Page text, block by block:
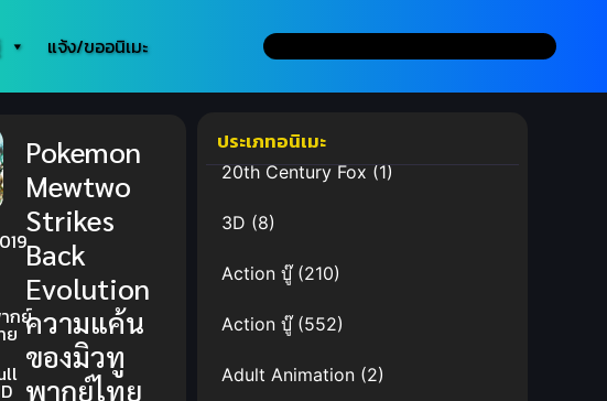
แจ้ง/ขออนิเมะ
กย์
ย
Pokemon
Mewtwo
Strikes
Back
Evolution
ความแค้น
ของมิวทู
พากย์ไทย
ประเภทอนิเมะ
20th Century Fox(1)
3D (8)
Action บู๊(210)
Action บู๊(552)
Adult Animation (2)